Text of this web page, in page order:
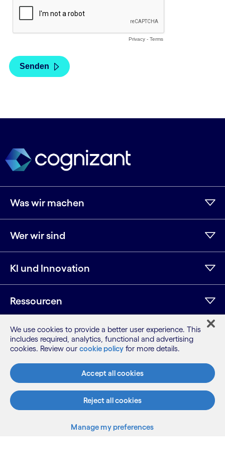
Was wir machen
Wer wir sind
KI und Innovation
Ressourcen
Weitere Informationen
LinkedInFacebook
Instagram
YouTube
Nutzungsbedingungen
Datenschutzhinweis
We use cookies to provide a better user experience. This
includes required, analytics, functional and advertising
cookies. Review our cookie policy for more details.
Accept all cookies
Reject all cookies
Manage my preferences